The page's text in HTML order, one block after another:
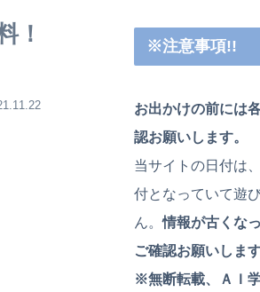
！
※注意事項!!
お出かけの前には
認お願いします。
当サイトの日付は
付となっていて遊
ん。情報が古くな
ご確認お願いします
※無断転載、ＡＩ